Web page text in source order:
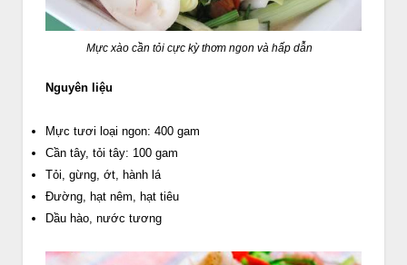
Mực xào cần tỏi cực kỳ thơm ngon và hấp dẫn
Nguyên liệu
Mực tươi loại ngon: 400 gam
Cần tây, tỏi tây: 100 gam
Tỏi, gừng, ớt, hành lá
Đường, hạt nêm, hạt tiêu
Dầu hào, nước tương